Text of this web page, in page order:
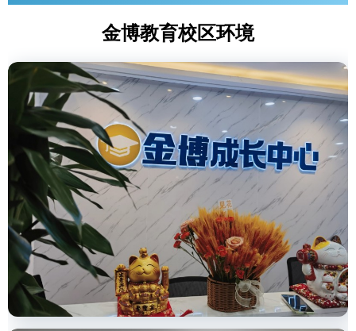
金博教育校区环境